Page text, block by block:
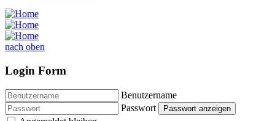
nach oben
Login Form
Benutzername
Passwort
Passwort anzeigen